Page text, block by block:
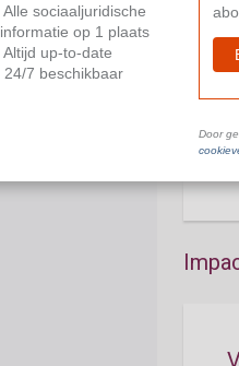
Alle sociaaljuridische
informatie op 1 plaats
Altijd up-to-date
24/7 beschikbaar
Door